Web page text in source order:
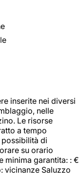
inserite nei diversi
nelle
Le risorse
a tempo
di
su orario
minima garantita: : €
vicinanze Saluzzo